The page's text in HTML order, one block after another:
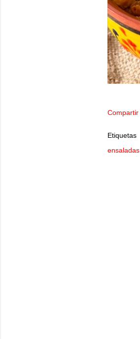
Compartir
Etiquetas
ensaladas